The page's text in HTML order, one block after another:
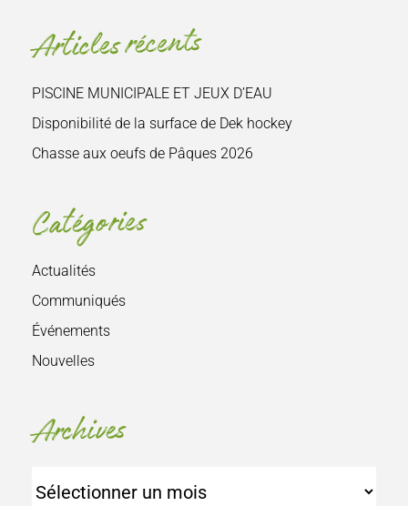
Articles récents
PISCINE MUNICIPALE ET JEUX D’EAU
Disponibilité de la surface de Dek hockey
Chasse aux oeufs de Pâques 2026
Catégories
Actualités
Communiqués
Événements
Nouvelles
Archives